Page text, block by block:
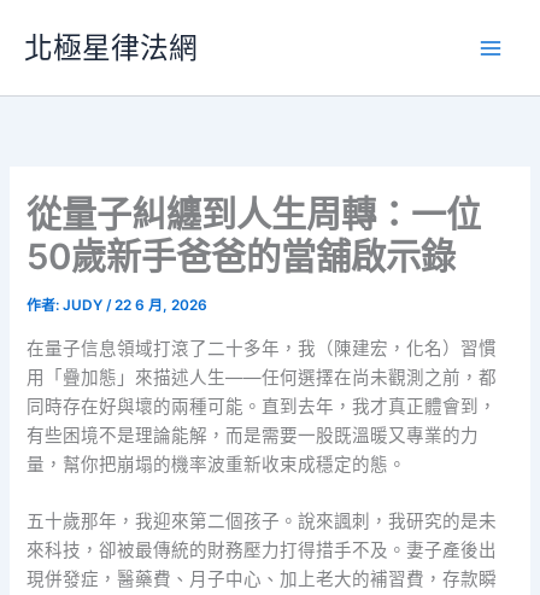
要
北極星律法網
從量子糾纏到人生周轉：一位
50歲新手爸爸的當舖啟示錄
作者:JUDY/22 6 月, 2026
在量子信息領域打滾了二十多年，我（陳建宏，化名）習慣
用「疊加態」來描述人生——任何選擇在尚未觀測之前，都
同時存在好與壞的兩種可能。直到去年，我才真正體會到，
有些困境不是理論能解，而是需要一股既溫暖又專業的力
量，幫你把崩塌的機率波重新收束成穩定的態。
五十歲那年，我迎來第二個孩子。說來諷刺，我研究的是未
來科技，卻被最傳統的財務壓力打得措手不及。妻子產後出
現併發症，醫藥費、月子中心、加上老大的補習費，存款瞬